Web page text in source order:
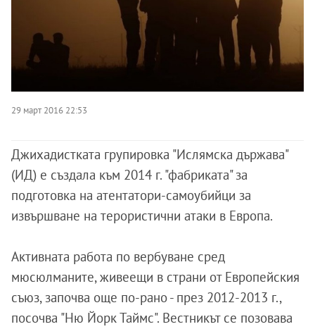
29 март 2016 22:53
Джихадистката групировка "Ислямска държава"
(ИД) е създала към 2014 г. "фабриката" за
подготовка на атентатори-самоубийци за
извършване на терористични атаки в Европа.
Активната работа по вербуване сред
мюсюлманите, живеещи в страни от Европейския
съюз, започва още по-рано - през 2012-2013 г.,
посочва "Ню Йорк Таймс". Вестникът се позовава